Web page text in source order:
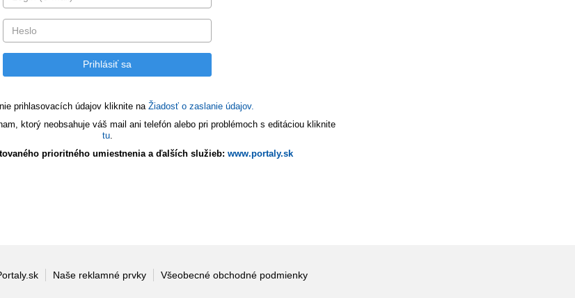
prihlasovacích údajov kliknite na Žiadosť o zaslanie údajov.
ktorý neobsahuje váš mail ani telefón alebo pri problémoch s editáciou kliknite
tu.
prioritného umiestnenia a ďalších služieb: www.portaly.sk
Naše reklamné prvky Všeobecné obchodné podmienky